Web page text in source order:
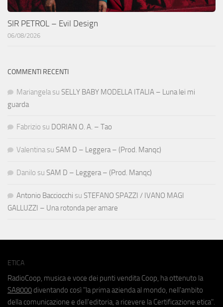
SIR PETROL – Evil Design
06/08/2026
COMMENTI RECENTI
Mariangela su SELLY BABY MODELLA ITALIA – Luna lei mi
guarda
Fabrizio su DORIAN O. A. – Tao
Valentina su SAM D – Leggera – (Prod. Manqc)
Danilo su SAM D – Leggera – (Prod. Manqc)
Antonio Bacciocchi su STEFANO SPAZZI / IVANO MAGI
GALLUZZI – Una rotonda per amare
ETICA
RadioCoop, musica e voce dei punti vendita Coop, ha ottenuto la
SA8000 diventando così "la prima azienda al mondo, nell'ambito
della comunicazione e dell'editoria, a ricevere la Certificazione etica".